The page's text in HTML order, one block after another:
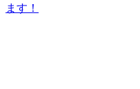
ます！